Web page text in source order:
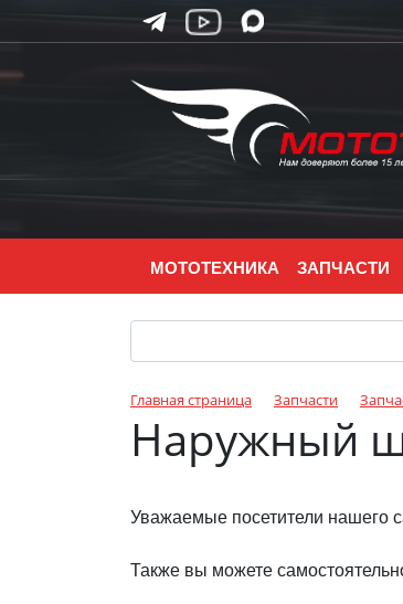
МОТОТЕХНИКА ЗАПЧАСТИ
Главная страница Запчасти
Наружный
Уважаемые посетители нашего
Также вы можете